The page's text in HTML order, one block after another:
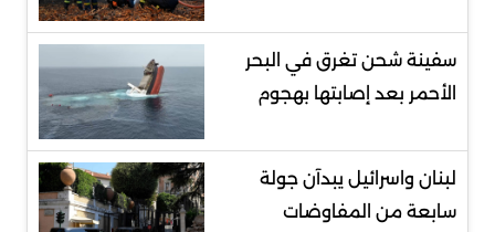
سفينة شحن تغرق في البحر
الأحمر بعد إصابتها بهجوم
لبنان واسرائيل يبدآن جولة
سابعة من المفاوضات